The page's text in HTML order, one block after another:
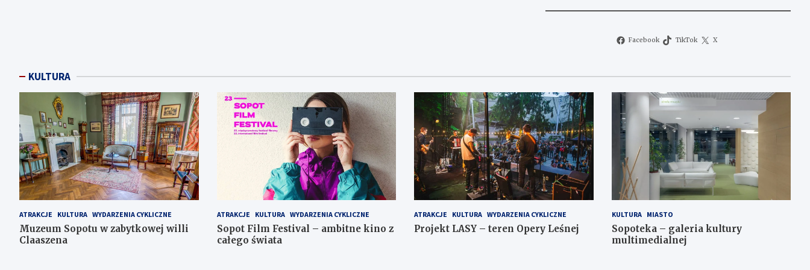
N
a
w
i
g
a
c
i
d
o
k
i
n
a
w
Facebook TikTok X
KULTURA
ATRAKCJE KULTURA WYDARZENIA CYKLICZNE
Muzeum Sopotu w zabytkowej willi
Claaszena
ATRAKCJE KULTURA WYDARZENIA CYKLICZNE
Sopot Film Festival – ambitne kino z
całego świata
ATRAKCJE KULTURA WYDARZENIA CYKLICZNE
Projekt LASY – teren Opery Leśnej
KULTURA MIASTO
Sopoteka – galeria kultury
multimedialnej